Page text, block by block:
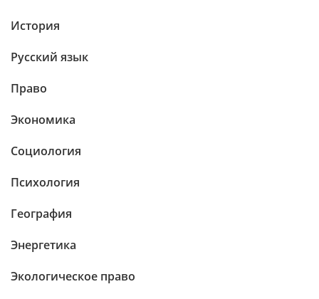
История
Русский язык
Право
Экономика
Социология
Психология
География
Энергетика
Экологическое право